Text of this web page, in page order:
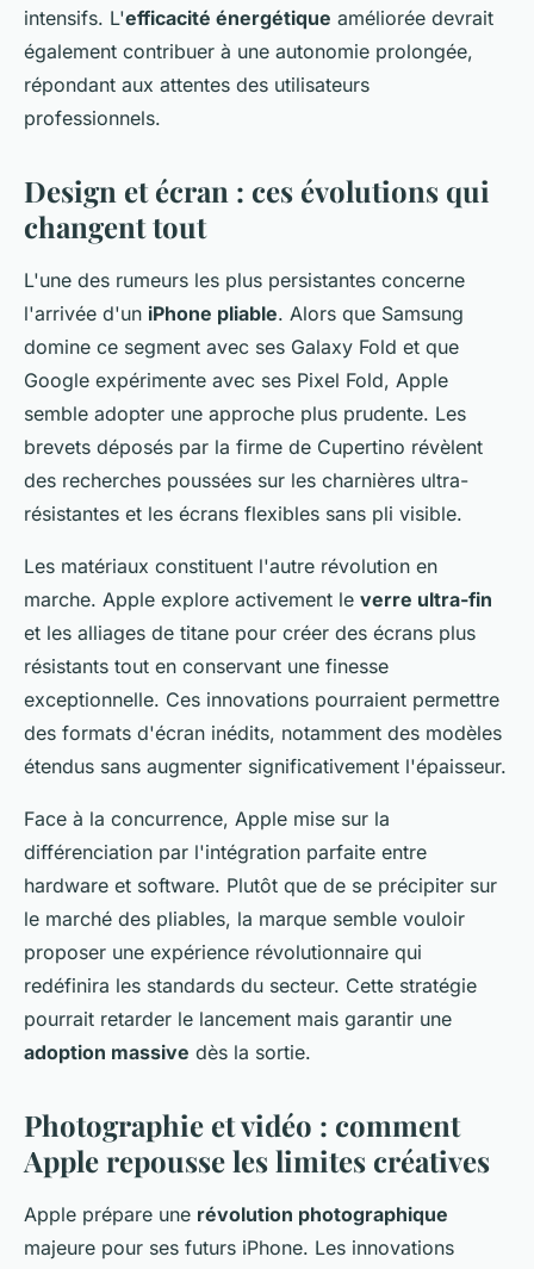
intensifs. L'efficacité énergétique améliorée devrait
également contribuer à une autonomie prolongée,
répondant aux attentes des utilisateurs
professionnels.
Design et écran : ces évolutions qui
changent tout
L'une des rumeurs les plus persistantes concerne
l'arrivée d'un iPhone pliable. Alors que Samsung
domine ce segment avec ses Galaxy Fold et que
Google expérimente avec ses Pixel Fold, Apple
semble adopter une approche plus prudente. Les
brevets déposés par la firme de Cupertino révèlent
des recherches poussées sur les charnières ultra-
résistantes et les écrans flexibles sans pli visible.
Les matériaux constituent l'autre révolution en
marche. Apple explore activement le verre ultra-fin
et les alliages de titane pour créer des écrans plus
résistants tout en conservant une finesse
exceptionnelle. Ces innovations pourraient permettre
des formats d'écran inédits, notamment des modèles
étendus sans augmenter significativement l'épaisseur.
Face à la concurrence, Apple mise sur la
différenciation par l'intégration parfaite entre
hardware et software. Plutôt que de se précipiter sur
le marché des pliables, la marque semble vouloir
proposer une expérience révolutionnaire qui
redéfinira les standards du secteur. Cette stratégie
pourrait retarder le lancement mais garantir une
adoption massive dès la sortie.
Photographie et vidéo : comment
Apple repousse les limites créatives
Apple prépare une révolution photographique
majeure pour ses futurs iPhone. Les innovations